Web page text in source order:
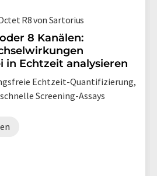
R8 von Sartorius
8 Kanälen:
in Echtzeit analysieren
Echtzeit-Quantifizierung,
Screening-Assays